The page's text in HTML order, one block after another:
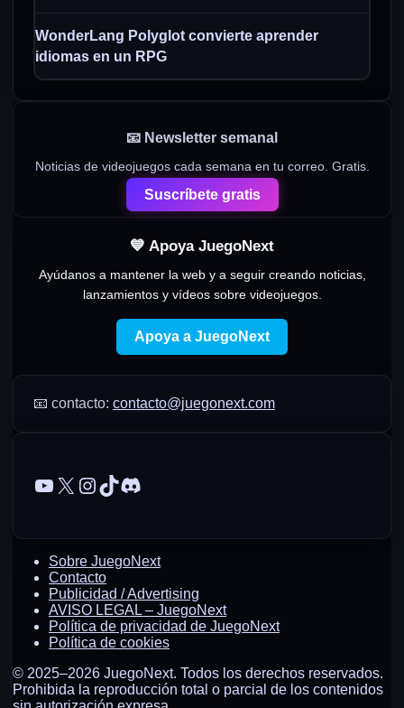
WonderLang Polyglot convierte aprender
idiomas en un RPG
📧 Newsletter semanal
Noticias de videojuegos cada semana en tu correo. Gratis.
Suscríbete gratis
💙 Apoya JuegoNext
Ayúdanos a mantener la web y a seguir creando noticias,
lanzamientos y vídeos sobre videojuegos.
Apoya a JuegoNext
📧 contacto: contacto@juegonext.com
YouTube
X Instagram
TikTok
Discord
Sobre JuegoNext
Contacto
Publicidad / Advertising
AVISO LEGAL – JuegoNext
Política de privacidad de JuegoNext
Política de cookies
© 2025–2026 JuegoNext. Todos los derechos reservados.
Prohibida la reproducción total o parcial de los contenidos